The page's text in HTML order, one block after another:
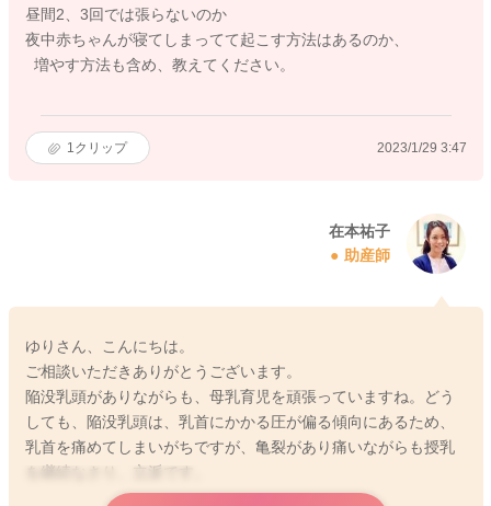
昼間2、3回では張らないのか
夜中赤ちゃんが寝てしまってて起こす方法はあるのか、
増やす方法も含め、教えてください。
1 クリップ 2023/1/29 3:47
在本祐子
助産師
ゆりさん、こんにちは。
ご相談いただきありがとうございます。
陥没乳頭がありながらも、母乳育児を頑張っていますね。どう
しても、陥没乳頭は、乳首にかかる圧が偏る傾向にあるため、
乳首を痛めてしまいがちですが、亀裂があり痛いながらも授乳
を継続なさり、立派です。